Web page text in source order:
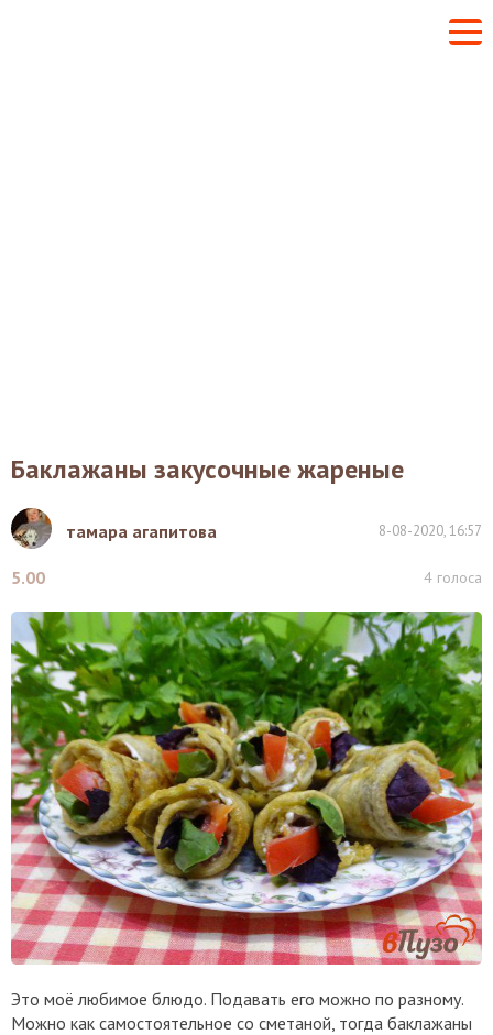
Баклажаны закусочные жареные
тамара агапитова 8-08-2020, 16:57
5.00 4 голоса
Это моё любимое блюдо. Подавать его можно по разному.
Можно как самостоятельное со сметаной, тогда баклажаны